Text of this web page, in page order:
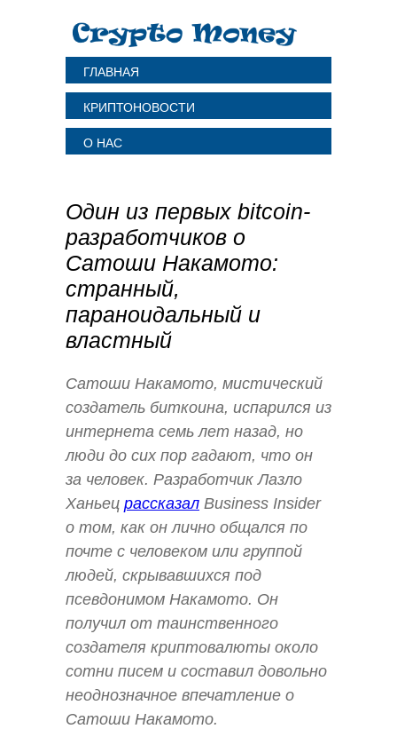
ГЛАВНАЯ
КРИПТОНОВОСТИ
О НАС
Один из первых bitcoin-
разработчиков о
Сатоши Накамото:
странный,
параноидальный и
властный
Сатоши Накамото, мистический
создатель биткоина, испарился из
интернета семь лет назад, но
люди до сих пор гадают, что он
за человек. Разработчик Лазло
Ханьец рассказал Business Insider
о том, как он лично общался по
почте с человеком или группой
людей, скрывавшихся под
псевдонимом Накамото. Он
получил от таинственного
создателя криптовалюты около
сотни писем и составил довольно
неоднозначное впечатление о
Сатоши Накамото.